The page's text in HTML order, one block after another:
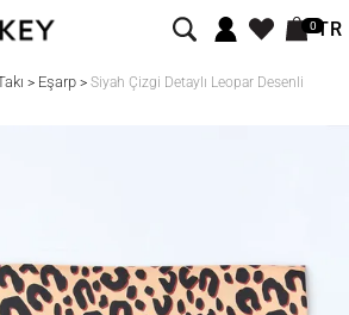
0TR
> Eşarp> Siyah Çizgi Detaylı Leopar Desenli